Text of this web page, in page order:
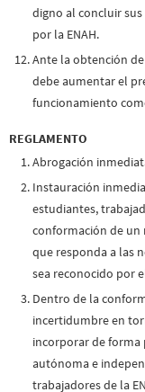
digno al concluir
por la ENAH.
Ante la obtención
debe aumentar el
funcionamiento
REGLAMENTO
Abrogación
Instauración
estudiantes,
conformación de
que responda a las
sea reconocido por
Dentro de la
incertidumbre en
incorporar de
autónoma e
trabajadores de la